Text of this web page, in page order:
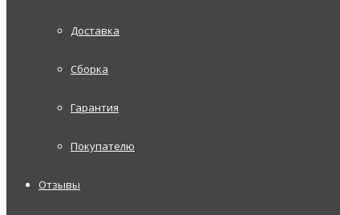
Доставка
Сборка
Гарантия
Покупателю
Отзывы